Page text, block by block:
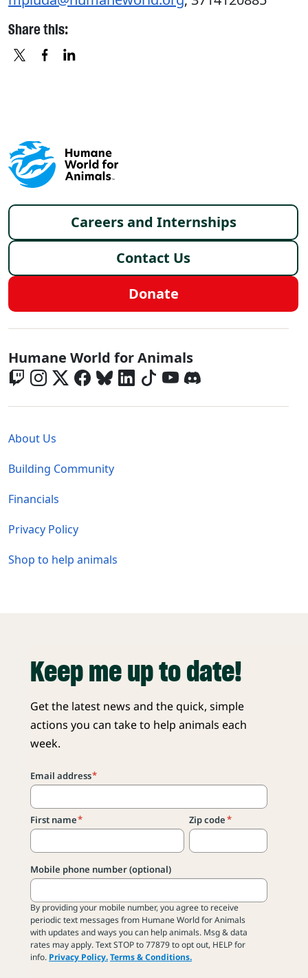
Share this:
Footer menu
Careers and Internships
Contact Us
Donate
Global - Social Menu
Humane World for Animals
About Us
Building Community
Financials
Privacy Policy
Shop to help animals